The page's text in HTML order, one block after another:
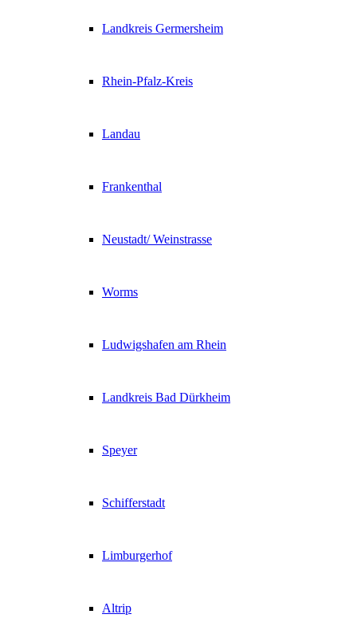
Landkreis Germersheim
Rhein-Pfalz-Kreis
Landau
Frankenthal
Neustadt/ Weinstrasse
Worms
Ludwigshafen am Rhein
Landkreis Bad Dürkheim
Speyer
Schifferstadt
Limburgerhof
Altrip